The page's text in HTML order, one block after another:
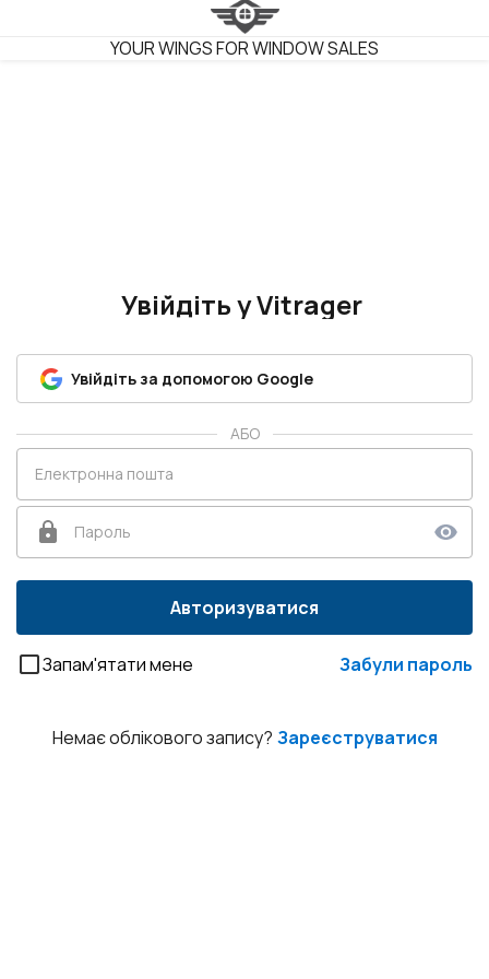
VITRAGER
YOUR WINGS FOR WINDOW SALES
Увійдіть у Vitrager
Увійдіть за допомогою Google
АБО
Електронна пошта
Пароль
Авторизуватися
Запам'ятати мене Забули пароль
Немає облікового запису? Зареєструватися